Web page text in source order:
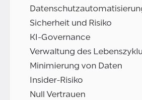
Sicherheit und Risiko
KI-Governance
Verwaltung des
Minimierung von Daten
Insider-Risiko
Null Vertrauen